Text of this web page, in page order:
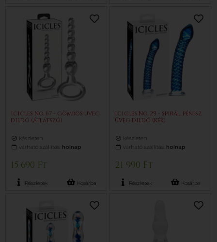
Icicles No. 67 - gömbös üveg
dildó (átlátszó)
készleten
várható szállítás: holnap
15 690 Ft
Részletek Kosárba
Icicles No. 29 - spirál, pénisz
üveg dildó (kék)
készleten
várható szállítás: holnap
21 990 Ft
Részletek Kosárba